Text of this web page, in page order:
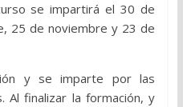
se impartirá el 30 de
25 de noviembre y 23 de
y se imparte por las
Al finalizar la formación, y